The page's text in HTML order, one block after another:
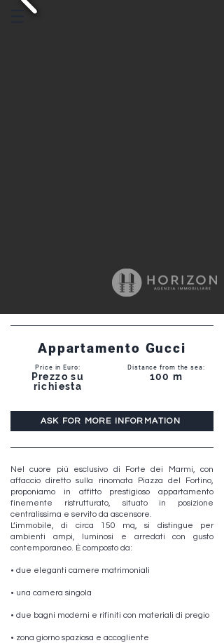
Appartamento Gucci
Price in Euro:
Prezzo su
richiesta
Distance from the sea:
100 m
ASK FOR MORE INFORMATION
Nel cuore più esclusivo di Forte dei Marmi, con
affaccio diretto sulla rinomata Piazza del Fortino,
proponiamo in affitto prestigioso appartamento
finemente ristrutturato, situato in posizione
centralissima e servito da ascensore.
L’immobile, di circa 150 mq, si distingue per
ambienti ampi, luminosi e arredati con gusto
contemporaneo. È composto da:
• due eleganti camere matrimoniali
• una camera singola
• due bagni moderni e rifiniti con materiali di pregio
• zona giorno spaziosa e accogliente